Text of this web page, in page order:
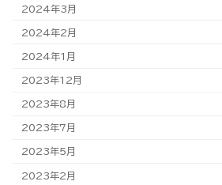
2024年3月
2024年2月
2024年1月
2023年12月
2023年8月
2023年7月
2023年5月
2023年2月